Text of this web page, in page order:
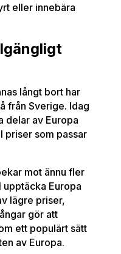
eller innebära
långt bort har
från Sverige. Idag
delar av Europa
priser som passar
mot ännu fler
Europa
lägre priser,
gör att
ett populärt sätt
av Europa.